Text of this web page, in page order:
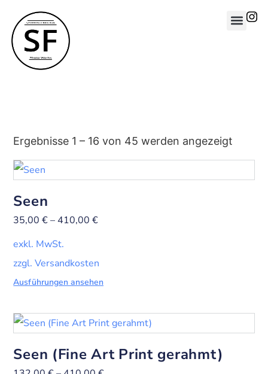
Ergebnisse 1 – 16 von 45 werden angezeigt
Seen
35,00€– 410,00€
exkl. MwSt.
zzgl. Versandkosten
Ausführungen ansehen
Seen (Fine Art Print gerahmt)